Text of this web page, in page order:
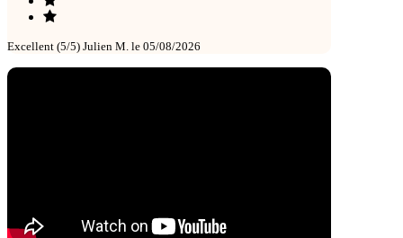
Excellent (5/5) Julien M. le 05/08/2026